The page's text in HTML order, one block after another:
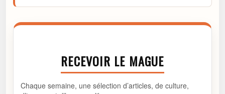
RECEVOIR LE MAGUE
Chaque semaine, une sélection d’articles, de culture,